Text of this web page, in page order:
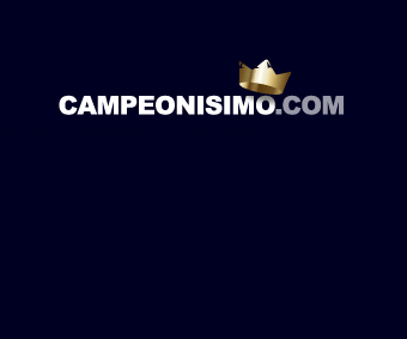
RAYADAS